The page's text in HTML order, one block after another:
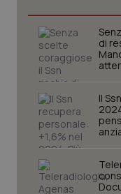
di
Il